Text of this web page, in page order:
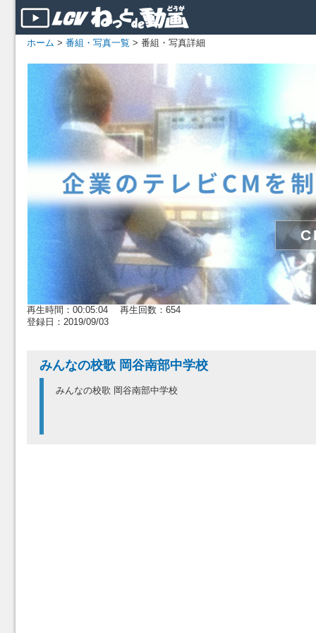
ホーム > 番組・写真一覧 > 番組・写真詳細
再生時間：00:05:04 再生回数：654
登録日：2019/09/03
みんなの校歌 岡谷南部中学校
みんなの校歌 岡谷南部中学校